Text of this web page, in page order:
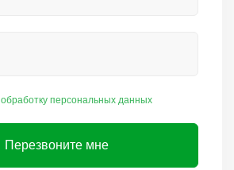
обработку персональных данных
Перезвоните мне